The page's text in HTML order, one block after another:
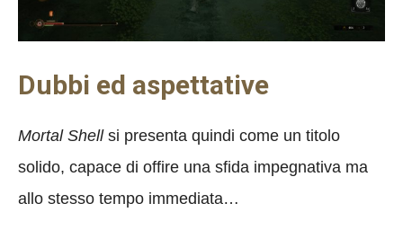
Dubbi ed aspettative
Mortal Shell si presenta quindi come un titolo
solido, capace di offire una sfida impegnativa ma
allo stesso tempo immediata…